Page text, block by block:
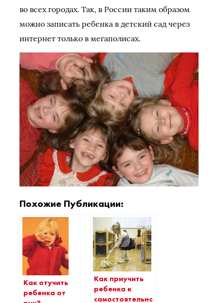
во всех городах. Так, в России таким образом
можно записать ребенка в детский сад через
интернет только в мегаполисах.
Похожие Публикации:
Как отучить
ребенка от
Как приучить
ребенка к
самостоятельности?